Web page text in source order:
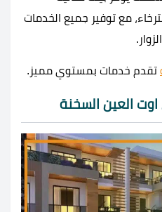
مع توفير جميع الخدمات
تقدم خدمات بمستوي مميز.
اوت العين السخنة